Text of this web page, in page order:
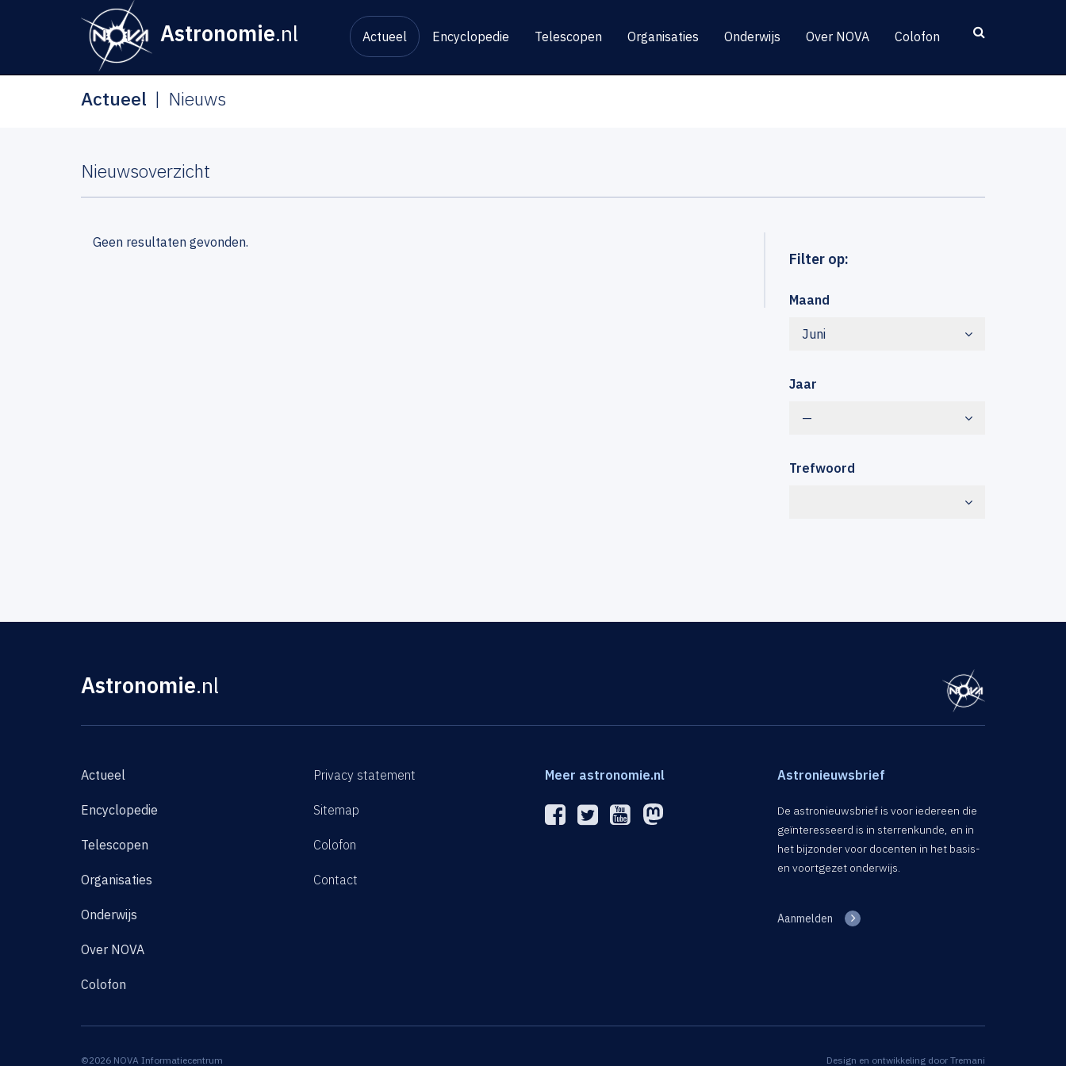
Astronomie.nl Actueel Encyclopedie Telescopen Organisaties Onderwijs Over NOVA Colofon
Actueel Nieuws
Nieuwsoverzicht
Filter op:
Maand
Juni
Jaar
—
Trefwoord
Geen resultaten gevonden.
Astronomie.nl
Actueel
Encyclopedie
Telescopen
Organisaties
Onderwijs
Over NOVA
Colofon
Privacy statement
Sitemap
Colofon
Contact
Meer astronomie.nl Astronieuwsbrief
De astronieuwsbrief is voor iedereen die
geïnteresseerd is in sterrenkunde, en in
het bijzonder voor docenten in het basis-
en voortgezet onderwijs.
Aanmelden
©2026 NOVA Informatiecentrum Design en ontwikkeling door Tremani